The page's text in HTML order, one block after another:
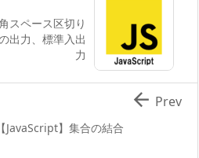
スペース区切り
出力、標準入出
力
JavaScript】集合の結合
 Prev